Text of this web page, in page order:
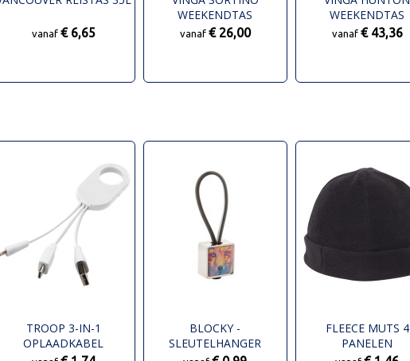
vanaf € 6,65
WEEKENDTAS
vanaf € 26,00
WEEKENDTAS
vanaf € 43,36
TROOP 3-IN-1
OPLAADKABEL
BLOCKY -
SLEUTELHANGER
FLEECE MUTS 4
PANELEN